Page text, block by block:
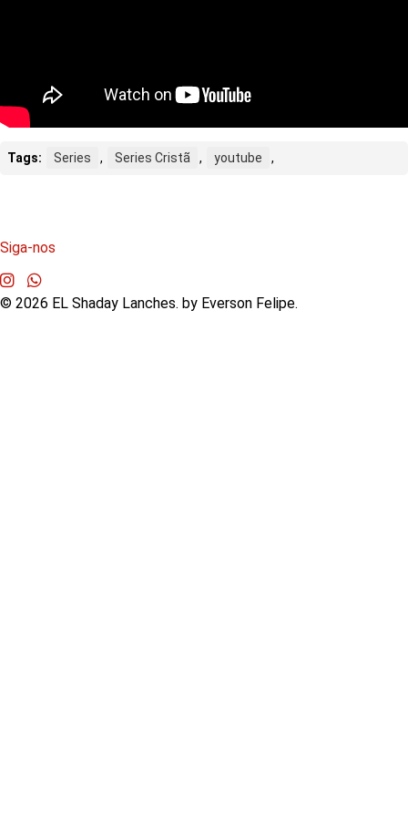
Tags: Series , Series Cristã , youtube ,
Siga-nos
© 2026 EL Shaday Lanches. by Everson Felipe.